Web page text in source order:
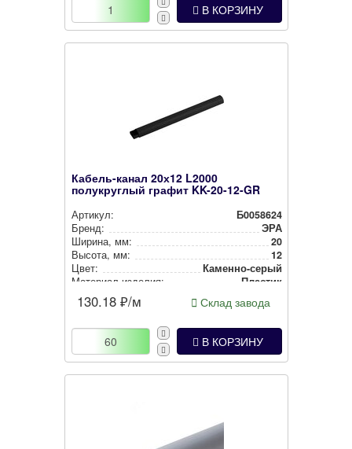
В КОРЗИНУ
Кабель-канал 20х12 L2000
полукруглый графит KK-20-12-GR
Артикул:
Б0058624
Бренд:
ЭРА
Ширина, мм:
20
Высота, мм:
12
Цвет:
Камен­но-се­рый
Материал изделия:
Пластик
130.18 ₽/м Склад завода
В КОРЗИНУ